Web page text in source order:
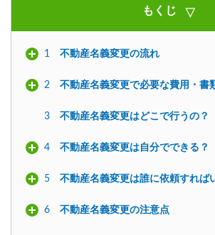
もくじ
1 不動産名義変更の流れ
2 不動産名義変更で必要な費用・書
3 不動産名義変更はどこで行うの？
4 不動産名義変更は自分でできる？
5 不動産名義変更は誰に依頼すれば
6 不動産名義変更の注意点